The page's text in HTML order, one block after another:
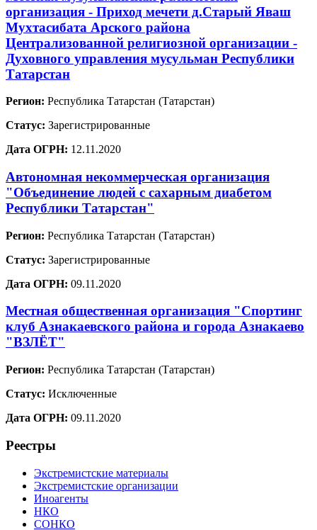
организация - Приход мечети д.Старый Яваш
Мухтасибата Арского района
Централизованной религиозной организации -
Духовного управления мусульман Республики
Татарстан
Регион: Республика Татарстан (Татарстан)
Статус: Зарегистрированные
Дата ОГРН: 12.11.2020
Автономная некоммерческая организация
"Объединение людей с сахарным диабетом
Республики Татарстан"
Регион: Республика Татарстан (Татарстан)
Статус: Зарегистрированные
Дата ОГРН: 09.11.2020
Местная общественная организация "Спортинг
клуб Азнакаевского района и города Азнакаево
"ВЗЛЁТ"
Регион: Республика Татарстан (Татарстан)
Статус: Исключенные
Дата ОГРН: 09.11.2020
Реестры
Экстремистские материалы
Экстремистские организации
Иноагенты
НКО
СОНКО